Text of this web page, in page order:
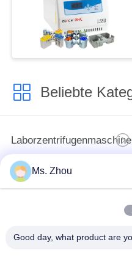
Beliebte
Laborzentrifugenmaschine
PRP PRF-Zentrifuge
Bluttrennungszentrifuge
Ms. Zhou
Good day, what product are